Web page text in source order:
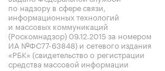
по надзору в сфере связи,
информационных технологий
и массовых коммуникаций
(Роскомнадзор) 09.12.2015 за номером
ИА №ФС77-63848) и сетевого издания
«РБК» (свидетельство о регистрации
средства массовой информации